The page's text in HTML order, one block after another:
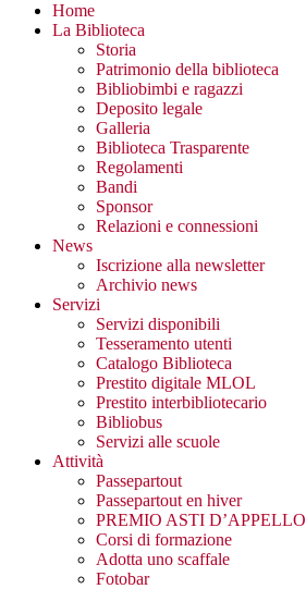
Home
La Biblioteca
Storia
Patrimonio della biblioteca
Bibliobimbi e ragazzi
Deposito legale
Galleria
Biblioteca Trasparente
Regolamenti
Bandi
Sponsor
Relazioni e connessioni
News
Iscrizione alla newsletter
Archivio news
Servizi
Servizi disponibili
Tesseramento utenti
Catalogo Biblioteca
Prestito digitale MLOL
Prestito interbibliotecario
Bibliobus
Servizi alle scuole
Attività
Passepartout
Passepartout en hiver
PREMIO ASTI D’APPELLO
Corsi di formazione
Adotta uno scaffale
Fotobar